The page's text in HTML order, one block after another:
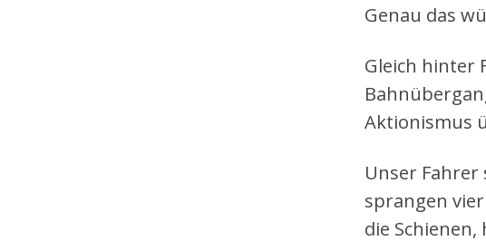
Genau das
Gleich hinter
Aktionismus
Unser
sprangen
die